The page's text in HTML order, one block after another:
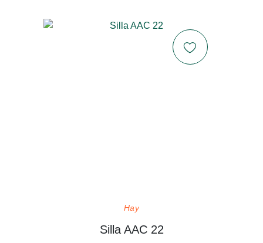
Hay
Silla AAC 22